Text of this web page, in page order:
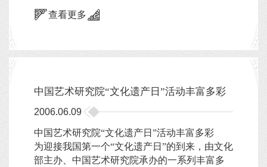
查看更多
中国艺术研究院“文化遗产日”活动丰富多彩
2006.06.09
中国艺术研究院“文化遗产日”活动丰富多彩
为迎接我国第一个“文化遗产日”的到来，由文化
部主办、中国艺术研究院承办的一系列丰富多